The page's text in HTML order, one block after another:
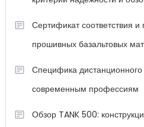
Сертификат соответствия
прошивных базальтовых
Специфика
современным профессиям
Обзор TANK 500: